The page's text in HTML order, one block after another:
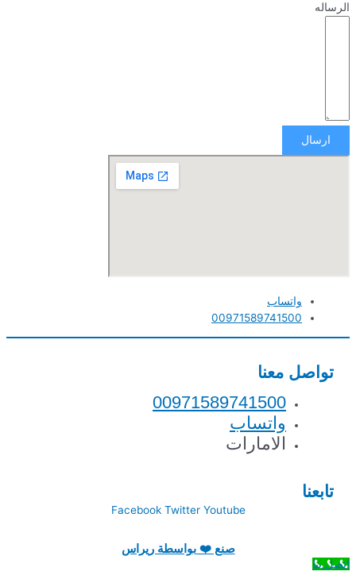
الرساله
ارسال
واتساب
00971589741500
تواصل معنا
00971589741500
واتساب
الامارات
تابعنا
Facebook Twitter Youtube
صنع ❤️ بواسطة ريراس
اتصل بنا